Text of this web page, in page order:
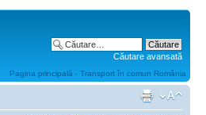
Căutare avansată
Pagina principală - Transport în comun România